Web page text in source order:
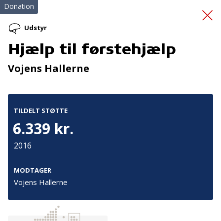
Sproggaven
Donation
Udstyr
Hjælp til førstehjælp
Vojens Hallerne
TILDELT STØTTE
6.339 kr.
2016
MODTAGER
Vojens Hallerne
Tilmeld nyhedsbrev
De seneste nyheder om TrygFondens og TryghedsGruppens
aktiviteter direkte i din indbakke.
Tilmeld